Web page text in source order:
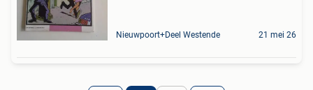
Nieuwpoort+Deel Westende 21 mei 26